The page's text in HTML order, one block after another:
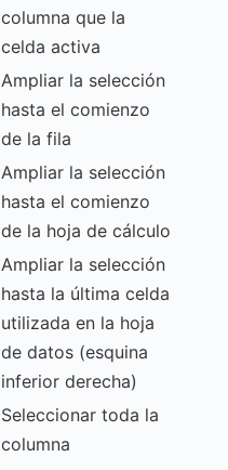
columna que la
celda activa
Ampliar la selección
hasta el comienzo
de la fila
Ampliar la selección
hasta el comienzo
de la hoja de cálculo
Ampliar la selección
hasta la última celda
utilizada en la hoja
de datos (esquina
inferior derecha)
Seleccionar toda la
columna